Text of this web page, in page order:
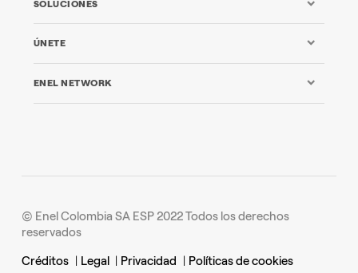
SOLUCIONES
ÚNETE
ENEL NETWORK
© Enel Colombia SA ESP 2022 Todos los derechos
reservados
Créditos | Legal | Privacidad | Políticas de cookies